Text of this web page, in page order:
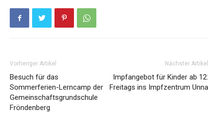
Vorheriger Artikel
Besuch für das
Sommerferien-Lerncamp der
Gemeinschaftsgrundschule
Fröndenberg
Nächster Artikel
Impfangebot für Kinder ab 12:
Freitags ins Impfzentrum Unna